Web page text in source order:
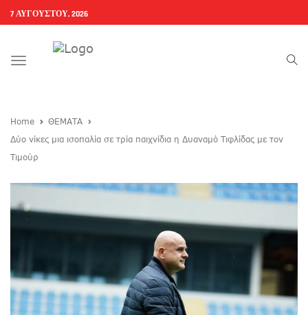
7 ΑΥΓΟΎΣΤΟΥ, 2026
Toggle
Home
ΘΕΜΑΤΑ
Δύο νίκες μια ισοπαλία σε τρία παιχνίδια η Δυαναμό Τιφλίδας με τον
Τιμούρ